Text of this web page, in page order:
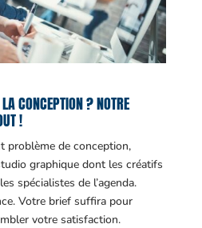
CONCEPTION ? NOTRE
!
problème de conception,
graphique dont les créatifs
spécialistes de l’agenda.
Votre brief suffira pour
votre satisfaction.